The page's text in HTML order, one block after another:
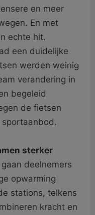
en meer
En met
echte hit.
een duidelijke
werden weinig
verandering in
begeleid
de fietsen
sterker
deelnemers
opwarming
stations, telkens
kracht en